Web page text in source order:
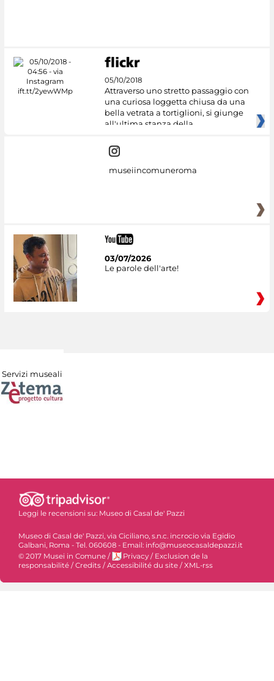
05/10/2018
Attraverso uno stretto passaggio con
una curiosa loggetta chiusa da una
bella vetrata a tortiglioni, si giunge
all'ultima stanza della
museiincomuneroma
03/07/2026
Le parole dell'arte!
Servizi museali
Leggi le recensioni su: Museo di Casal de' Pazzi
Museo di Casal de' Pazzi, via Ciciliano, s.n.c. incrocio via Egidio
Galbani, Roma - Tel. 060608 - Email: info@museocasaldepazzi.it
© 2017 Musei in Comune / Privacy / Exclusion de la
responsabilité /Credits /Accessibilité du site /XML-rss